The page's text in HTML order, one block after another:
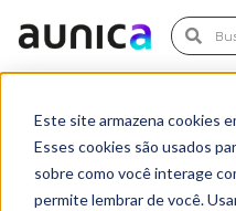
Este site armazena cookies
Esses cookies são usados
sobre como você interage
permite lembrar de você.